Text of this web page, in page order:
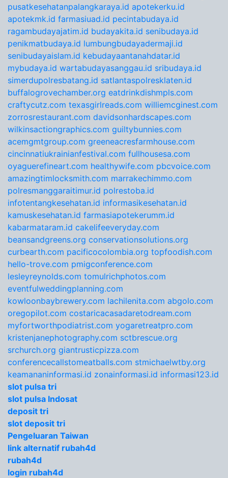
pusatkesehatanpalangkaraya.id apotekerku.id
apotekmk.id farmasiuad.id pecintabudaya.id
ragambudayajatim.id budayakita.id senibudaya.id
penikmatbudaya.id lumbungbudayadermaji.id
senibudayaislam.id kebudayaantanahdatar.id
mybudaya.id wartabudayasanggau.id sribudaya.id
simerdupolresbatang.id satlantaspolresklaten.id
buffalogrovechamber.org eatdrinkdishmpls.com
craftycutz.com texasgirlreads.com williemcginest.com
zorrosrestaurant.com davidsonhardscapes.com
wilkinsactiongraphics.com guiltybunnies.com
acemgmtgroup.com greeneacresfarmhouse.com
cincinnatiukrainianfestival.com fullhousesa.com
oyaguerefineart.com healthywife.com pbcvoice.com
amazingtimlocksmith.com marrakechimmo.com
polresmanggaraitimur.id polrestoba.id
infotentangkesehatan.id informasikesehatan.id
kamuskesehatan.id farmasiapotekerumm.id
kabarmataram.id cakelifeeveryday.com
beansandgreens.org conservationsolutions.org
curbearth.com pacificocolombia.org topfoodish.com
hello-trove.com pmigconference.com
lesleyreynolds.com tomulrichphotos.com
eventfulweddingplanning.com
kowloonbaybrewery.com lachilenita.com abgolo.com
oregopilot.com costaricacasadaretodream.com
myfortworthpodiatrist.com yogaretreatpro.com
kristenjanephotography.com sctbrescue.org
srchurch.org giantrusticpizza.com
conferencecallstomeatballs.com stmichaelwtby.org
keamananinformasi.id zonainformasi.id informasi123.id
slot pulsa tri
slot pulsa Indosat
deposit tri
slot deposit tri
Pengeluaran Taiwan
link alternatif rubah4d
rubah4d
login rubah4d